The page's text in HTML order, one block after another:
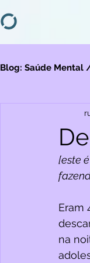
Blog: Saúde Mental
[este
Eram
na